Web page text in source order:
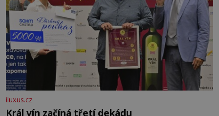
iluxus.cz
Král vín začíná třetí dekádu